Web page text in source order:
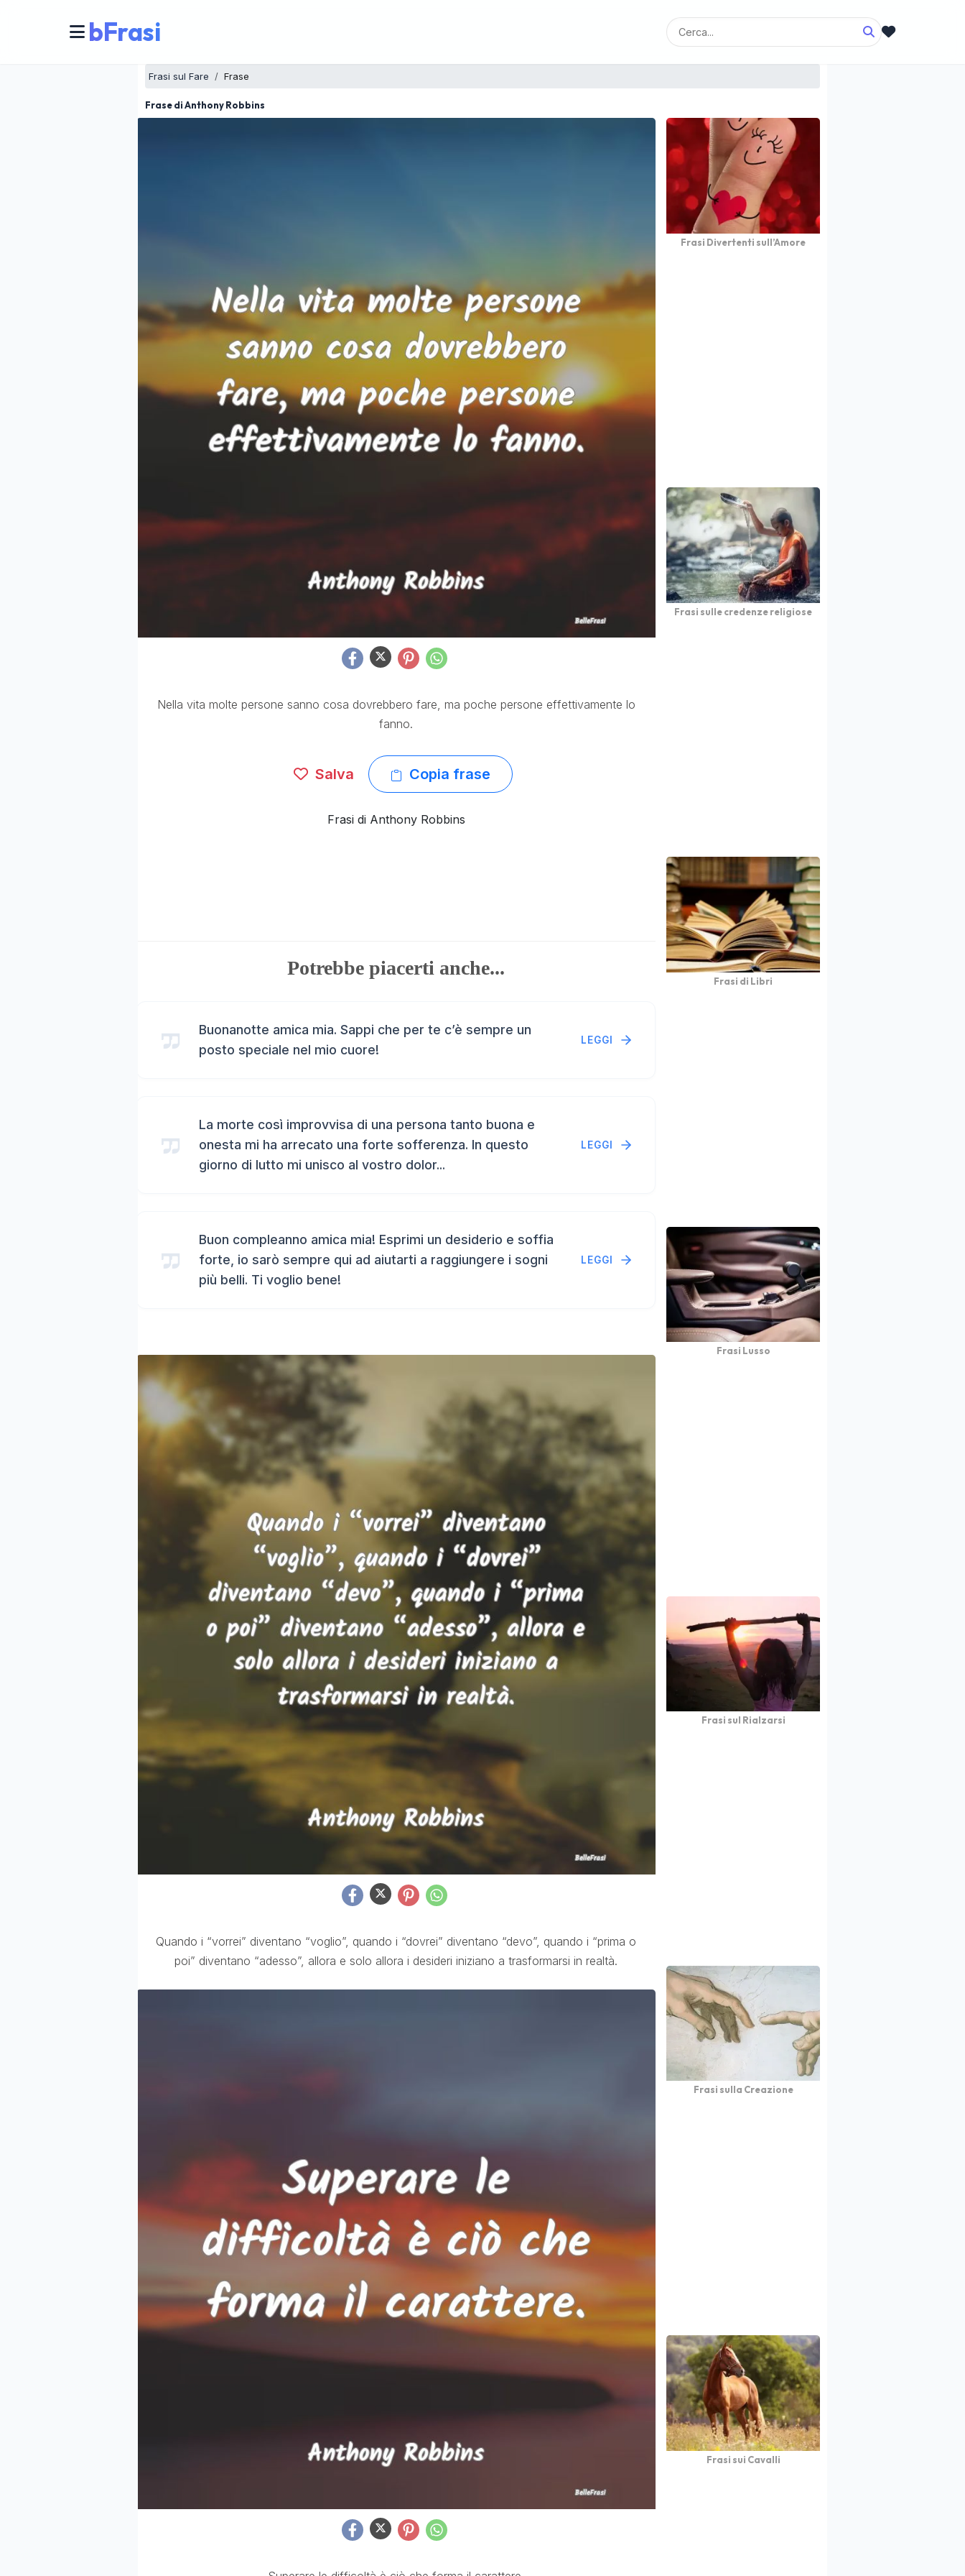
bFrasi
Frasi sul Fare Frase
Frase di Anthony Robbins
Nella vita molte persone sanno cosa dovrebbero fare, ma poche persone effettivamente lo
fanno.
Salva Copia frase
Frasi di Anthony Robbins
Potrebbe piacerti anche...
Buonanotte amica mia. Sappi che per te c’è sempre un
posto speciale nel mio cuore!
LEGGI
La morte così improvvisa di una persona tanto buona e
onesta mi ha arrecato una forte sofferenza. In questo
giorno di lutto mi unisco al vostro dolor...
LEGGI
Buon compleanno amica mia! Esprimi un desiderio e soffia
forte, io sarò sempre qui ad aiutarti a raggiungere i sogni
più belli. Ti voglio bene!
LEGGI
Quando i “vorrei” diventano “voglio”, quando i “dovrei” diventano “devo”, quando i “prima o
poi” diventano “adesso”, allora e solo allora i desideri iniziano a trasformarsi in realtà.
Frasi Divertenti sull’Amore
Frasi sulle credenze religiose
Frasi di Libri
Frasi Lusso
Frasi sul Rialzarsi
Frasi sulla Creazione
Frasi sui Cavalli